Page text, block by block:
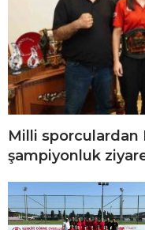
Milli sporculardan
şampiyonluk